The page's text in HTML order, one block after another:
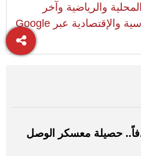
والرياضية وآخر
المستجدات السياسية والإقتصادية عبر Google
ودية بـ 14 هدفاً.. حصيلة معسكر الوصل